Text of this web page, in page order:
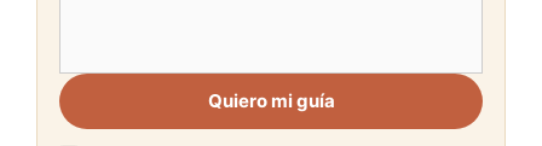
Quiero mi guía